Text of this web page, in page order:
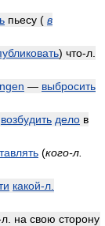
пьесу ( в
) что-л.
— выбросить
возбудить дело в
(кого-л.
какой-л.
л. на свою сторону